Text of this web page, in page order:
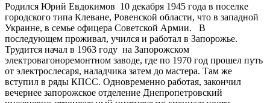
Родился Юрий Евдокимов 10 декабря 1945 года в поселке
городского типа Клеване, Ровенской области, что в западной
Украине, в семье офицера Советской Армии. В
последующем проживал, учился и работал в Запорожье.
Трудится начал в 1963 году на Запорожском
электровагоноремонтном заводе, где по 1970 год прошел путь
от электрослесаря, наладчика затем до мастера. Там же
вступил в ряды КПСС. Одновременно работая, закончил
вечернее запорожское отделение Днепропетровский